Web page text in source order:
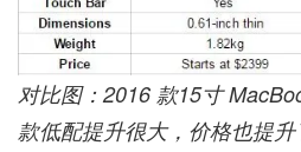
对比图：2016 款15寸
款低配提升很大，价格也提